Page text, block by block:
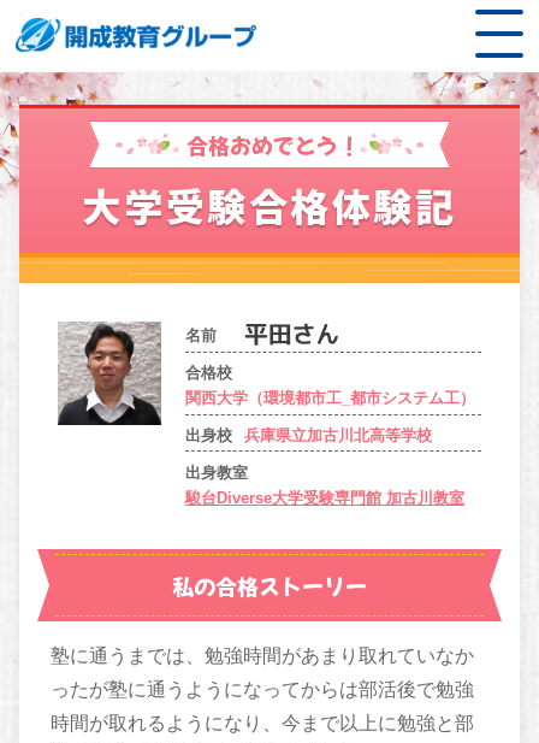
合格おめでとう！
大学受験合格体験記
名前
合格校
関西大学（環境都市工_都市システム工）
出身校 兵庫県立加古川北高等学校
出身教室
駿台Diverse大学受験専門館 加古川教室
私の合格ストーリー
塾に通うまでは、勉強時間があまり取れていなか
ったが塾に通うようになってからは部活後で勉強
時間が取れるようになり、今まで以上に勉強と部